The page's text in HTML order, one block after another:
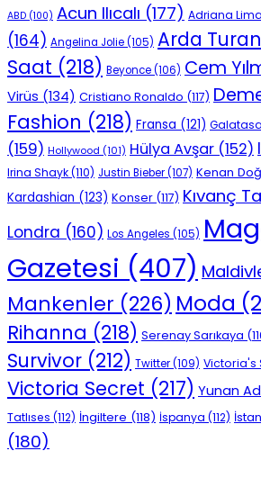
ABD (100) Acun Ilıcalı (177) Adriana Lima
(164) Angelina Jolie(105) Arda Turan
Saat (218) Beyonce(106) Cem
Virüs (134) Cristiano Ronaldo (117)
Fashion (218) Fransa (121)
(159) Hollywood (101) Hülya Avşar (152)
Irina Shayk(110) Justin Bieber(107) Kenan
Kardashian (123) Konser (117) Kıvanç
Londra (160) Los Angeles (105)
Gazetesi (407)
Mankenler (226) Moda
Rihanna (218) Serenay Sarıkaya
Survivor (212) Twitter(109) Victoria's
Victoria Secret (217) Yunan
Tatlıses (112) İngiltere (118) İspanya (112)
(180)